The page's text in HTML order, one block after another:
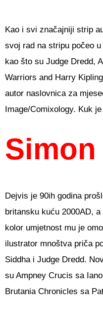
Kao i svi značajniji strip
svoj rad na stripu počeo
kao što su Judge Dredd,
Warriors and Harry
autor naslovnica za
Image/Comixology. Kuk
Dejvis je 90ih godina
britansku kuću 2000AD,
kolor umjetnost mu je
ilustrator mnoštva priča
Siddha i Judge Dredd.
su Ampney Crucis sa
Brutania Chronicles sa